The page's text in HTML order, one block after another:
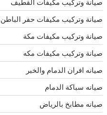
صيانة وتركيب مكيفات حفر الباطن
صيانة وتركيب مكيفات مكة
صيانة وتركيب مكيفات مكه
صيانه افران الدمام والخبر
صيانه سباكة الدمام
صيانه مطابخ بالرياض